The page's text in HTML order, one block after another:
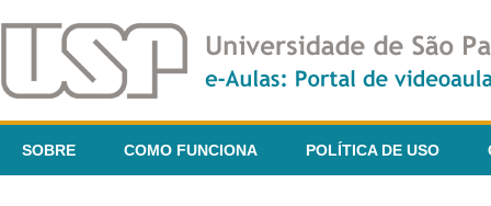
SOBRE COMO FUNCIONA POLÍTICA DE USO